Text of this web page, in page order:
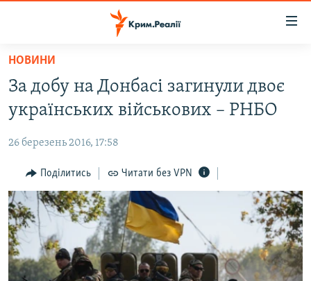
Перейти
основного
матеріалу
Перейти
до
навігації
Перейти
до
пошуку
НОВИНИ
ВОДА.КРИМ
ВІДЕО ТА ФОТО
ПОЛІТИКА
БЛОГИ
ПОГЛЯД
ІНТЕРВ'Ю
ВСЕ ЗА ДЕНЬ
СПЕЦПРОЕКТИ
НОВИНИ
За добу на Донбасі загинули двоє
українських військових – РНБО
26 березень 2016, 17:58
Поділитись Читати без VPN